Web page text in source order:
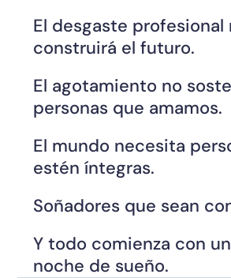
El desgaste profesional
construirá el futuro.
El agotamiento no
personas que amamos.
El mundo necesita
estén íntegras.
Soñadores que sean
Y todo comienza con
noche de sueño.